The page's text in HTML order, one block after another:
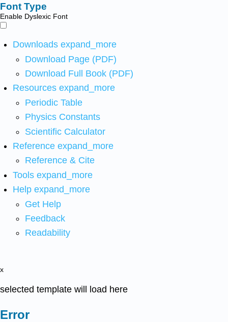
Font Type
Enable Dyslexic Font
Downloads expand_more
Download Page (PDF)
Download Full Book (PDF)
Resources expand_more
Periodic Table
Physics Constants
Scientific Calculator
Reference expand_more
Reference & Cite
Tools expand_more
Help expand_more
Get Help
Feedback
Readability
x
selected template will load here
Error